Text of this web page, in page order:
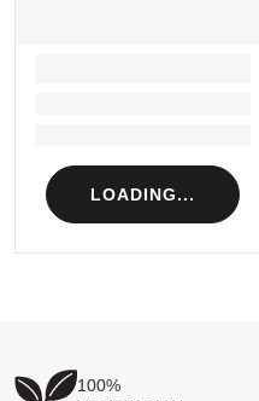
LOADING...
100%